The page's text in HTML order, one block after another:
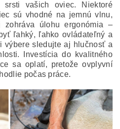
vašich oviec. Niektoré
sú vhodné na jemnú vlnu,
úlohu ergonómia –
ľahký, ľahko ovládateľný a
výbere sledujte aj hlučnosť a
Investícia do kvalitného
sa oplatí, pretože ovplyvní
počas práce.